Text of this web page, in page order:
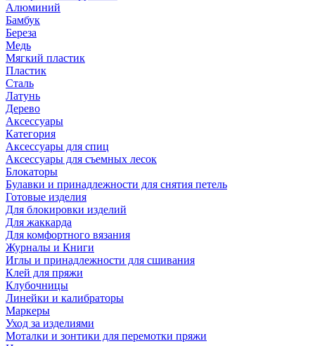
Алюминий
Бамбук
Береза
Медь
Мягкий пластик
Пластик
Сталь
Латунь
Дерево
Аксессуары
Категория
Аксессуары для спиц
Аксессуары для съемных лесок
Блокаторы
Булавки и принадлежности для снятия петель
Готовые изделия
Для блокировки изделий
Для жаккарда
Для комфортного вязания
Журналы и Книги
Иглы и принадлежности для сшивания
Клей для пряжи
Клубочницы
Линейки и калибраторы
Маркеры
Уход за изделиями
Моталки и зонтики для перемотки пряжи